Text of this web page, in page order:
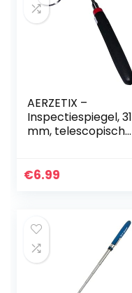
AERZETIX –
Inspectiespiegel, 31
mm, telescopisch,
€6.99